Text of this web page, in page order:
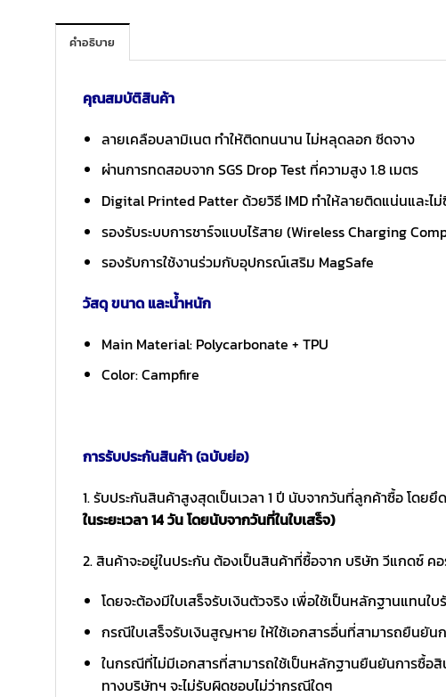
คำอธิบาย
คุณสมบัติสินค้า
ลายเคลือบลามิเนต ทำให้ติดทนนาน ไม่หลุดลอก ซีดจาง
ผ่านการทดสอบจาก SGS Drop Test ที่ความสูง 1.8 เมตร
Digital Printed Patter ด้วยวิธี IMD ทำให้ลายติดแน่นและไ
รองรับระบบการชาร์จแบบไร้สาย (Wireless Charging
รองรับการใช้งานร่วมกับอุปกรณ์เสริม MagSafe
วัสดุ ขนาด และน้ำหนัก
Main Material: Polycarbonate + TPU
Color: Campfire
การรับประกันสินค้า (ฉบับย่อ)
1. รับประกันสินค้าสูงสุดเป็นเวลา 1 ปี นับจากวันที่ลูกค้าซื้อ โดยยึ
ในระยะเวลา 14 วัน โดยนับจากวันที่ในใบเสร็จ)
2. สินค้าจะอยู่ในประกัน ต้องเป็นสินค้าที่ซื้อจาก บริษัท วีแกดซ์ ค
โดยจะต้องมีใบเสร็จรับเงินตัวจริง เพื่อใช้เป็นหลักฐานแทนใบ
กรณีใบเสร็จรับเงินสูญหาย ให้ใช้เอกสารอื่นที่สามารถยืนยัน
ในกรณีที่ไม่มีเอกสารที่สามารถใช้เป็นหลักฐานยืนยันการซื้อ
ทางบริษัทฯ จะไม่รับผิดชอบไม่ว่ากรณีใดๆ